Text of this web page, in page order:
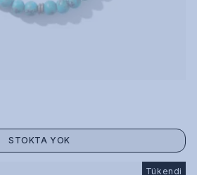
STOKTA YOK
Tükendi